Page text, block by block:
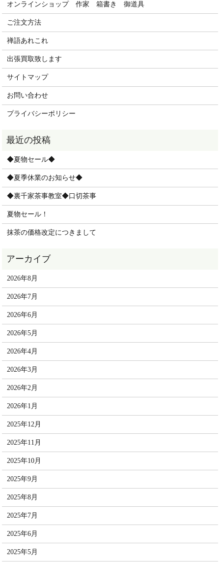
オンラインショップ 作家 箱書き 御道具
ご注文方法
禅語あれこれ
出張買取致します
サイトマップ
お問い合わせ
プライバシーポリシー
◆夏物セール◆
◆夏季休業のお知らせ◆
◆裏千家茶事教室◆口切茶事
夏物セール！
抹茶の価格改定につきまして
2026年8月
2026年7月
2026年6月
2026年5月
2026年4月
2026年3月
2026年2月
2026年1月
2025年12月
2025年11月
2025年10月
2025年9月
2025年8月
2025年7月
2025年6月
2025年5月